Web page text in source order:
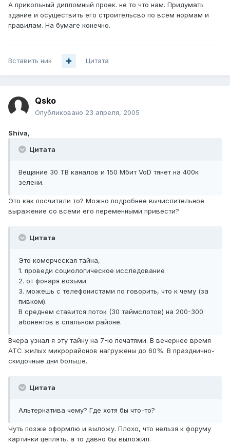
А прикольный дипломный проек. не то что нам. Придумать
здание и осуществить его строительсво по всем нормам и
правилам. На бумаге конечно.
Вставить ник Цитата
Qsko
Опубликовано 23 апреля, 2005
Shiva,
Цитата
Вещание 30 ТВ каналов и 150 Мбит VoD тянет на 400к
зелени.
Это как посчитали то? Можно подробнее вычислительное
выражение со всеми его переменными привести?
Цитата
Это комерческая тайна,
1. проведи социологическое исследование
2. от фонаря возьми
3. можешь с телефонистами по говорить, что к чему (за
пивком).
В среднем ставится поток (30 таймслотов) на 200-300
абонентов в спальном районе.
Вчера узнал я эту тайну на 7-ю печатями. В вечернее время
АТС жилых микрорайонов нагружены до 60%. В празднично-
скидочные дни больше.
Цитата
Альтернатива чему? Где хотя бы что-то?
Чуть позже оформлю и выложу. Плохо, что нельзя к форуму
картинки цеплять, а то давно бы выложил.